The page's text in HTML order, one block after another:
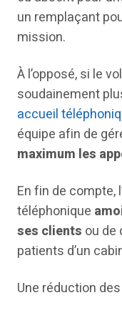
un remplaçant
mission.
À l’opposé, si le
soudainement
accueil
équipe afin de
maximum les
En fin de compte,
téléphonique
ses clients ou de
patients d’un
Une réduction